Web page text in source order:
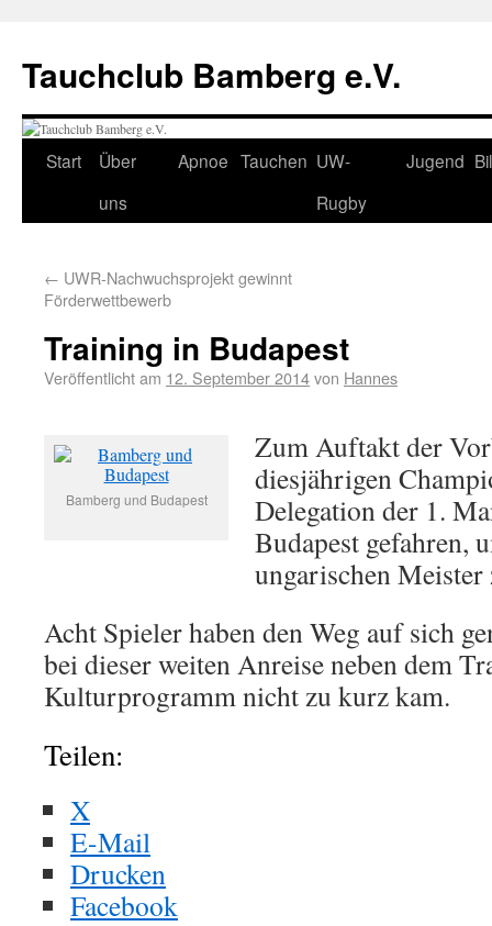
Tauchclub Bamberg e.V.
Start
Über
uns
Apnoe Tauchen UW-
Rugby
Jugend
← UWR-Nachwuchsprojekt gewinnt
Förderwettbewerb
Training in Budapest
Veröffentlicht am 12. September 2014von Hannes
Bamberg und Budapest
Zum Auftakt der
diesjährigen
Delegation der 1.
Budapest gefahren,
ungarischen
Acht Spieler haben den Weg auf sich
bei dieser weiten Anreise neben dem
Kulturprogramm nicht zu kurz kam.
Teilen:
X
E-Mail
Drucken
Facebook